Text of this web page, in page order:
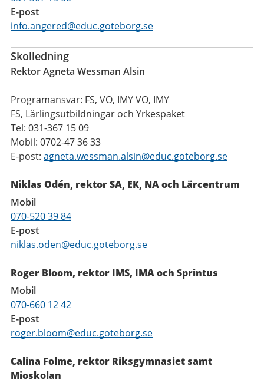
E-post
info.angered@educ.goteborg.se
Skolledning
Rektor Agneta Wessman Alsin
Programansvar: FS, VO, IMY VO, IMY
FS, Lärlingsutbildningar och Yrkespaket
Tel: 031-367 15 09
Mobil: 0702-47 36 33
E-post: agneta.wessman.alsin@educ.goteborg.se
Niklas Odén, rektor SA, EK, NA och Lärcentrum
Mobil
070-520 39 84
E-post
niklas.oden@educ.goteborg.se
Roger Bloom, rektor IMS, IMA och Sprintus
Mobil
070-660 12 42
E-post
roger.bloom@educ.goteborg.se
Calina Folme, rektor Riksgymnasiet samt
Mioskolan